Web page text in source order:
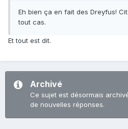
Eh bien ça en fait des Dreyfus!
tout cas.
Et tout est dit.
Archivé
Ce sujet est désormais
de nouvelles réponses.